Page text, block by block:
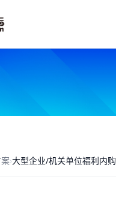
›大型企业/机关单位福利内购